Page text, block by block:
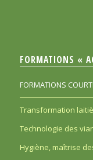
FORMATIONS «
FORMATIONS
Transformation
Technologie des
Hygiène, maîtrise